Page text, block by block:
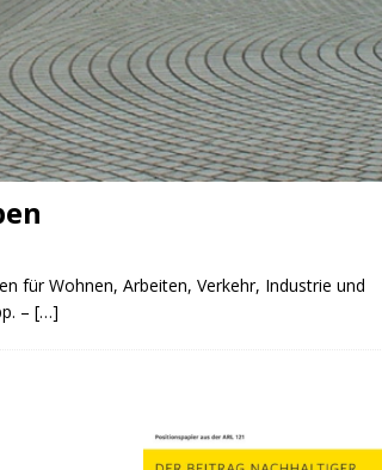
für Wohnen, Arbeiten, Verkehr, Industrie und
– […]